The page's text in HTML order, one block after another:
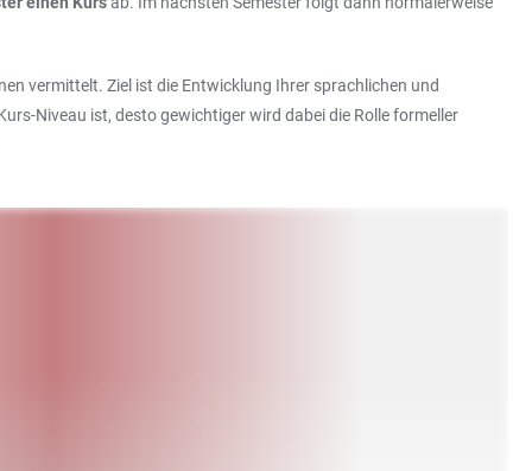
vermittelt. Ziel ist die Entwicklung Ihrer sprachlichen und
Niveau ist, desto gewichtiger wird dabei die Rolle formeller